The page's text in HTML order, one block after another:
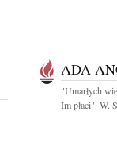
ADA
"Umarłych
Im płaci". W.